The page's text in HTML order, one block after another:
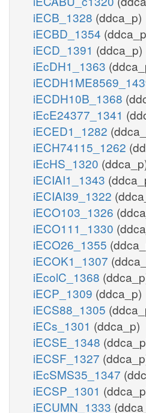
iECB_1328 (ddca_p)
iECBD_1354
iECD_1391 (ddca_p)
iEcDH1_1363
iECDH10B_1368
iEcE24377_1341
iECED1_1282
iECH74115_1262
iEcHS_1320
iECIAI1_1343
iECIAI39_1322
iECO103_1326
iECO111_1330
iECO26_1355
iECOK1_1307
iEcolC_1368
iECP_1309 (ddca_p)
iECS88_1305
iECs_1301 (ddca_p)
iECSE_1348
iECSF_1327
iEcSMS35_1347
iECSP_1301
iECUMN_1333